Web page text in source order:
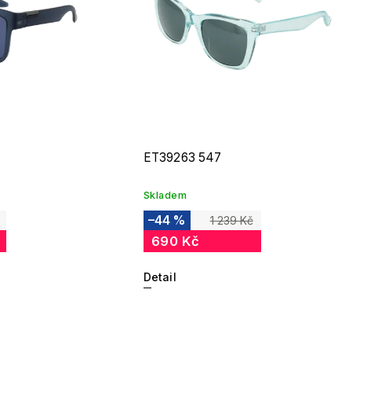
ET39263 547
Skladem
1 239 Kč
–44 %
690 Kč
Detail